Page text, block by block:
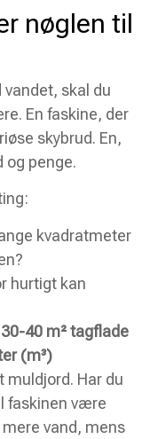
nøglen til
vandet, skal du
En faskine, der
skybrud. En,
og penge.
kvadratmeter
hurtigt kan
30-40 m² tagflade
(m³)
muldjord. Har du
faskinen være
vand, mens